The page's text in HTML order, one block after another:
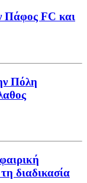
Πάφος FC και
Πόλη
διαδικασία